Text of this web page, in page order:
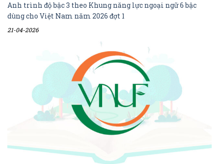
Anh trình độ bậc 3 theo Khung năng lực ngoại ngữ 6 bậc
dùng cho Việt Nam năm 2026 đợt 1
21-04-2026